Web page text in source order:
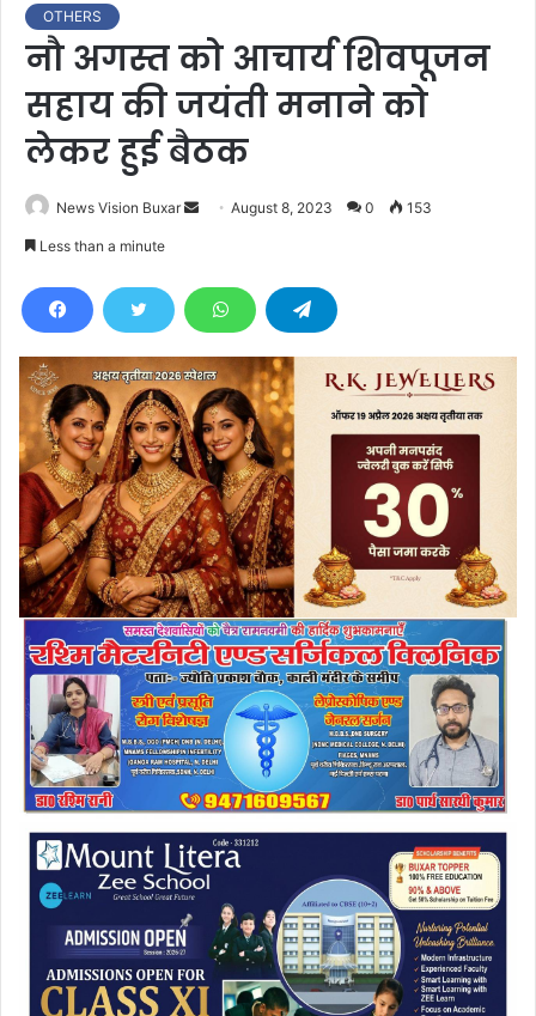
OTHERS
नौ अगस्त को आचार्य शिवपूजन
सहाय की जयंती मनाने को
लेकर हुई बैठक
News Vision Buxar
d
e
m
a
i
l
August 8, 2023 0 153
Less than a minute